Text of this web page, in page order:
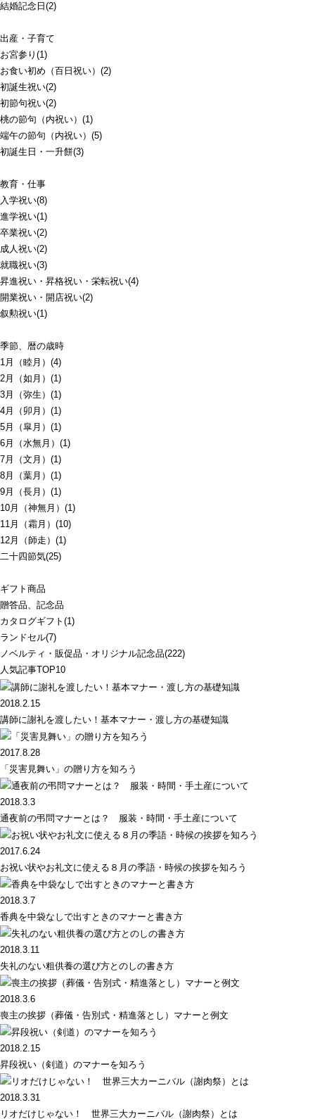
結婚記念日(2)
出産・子育て
お宮参り(1)
お食い初め（百日祝い）(2)
初誕生祝い(2)
初節句祝い(2)
桃の節句（内祝い）(1)
端午の節句（内祝い）(5)
初誕生日・一升餅(3)
教育・仕事
入学祝い(8)
進学祝い(1)
卒業祝い(2)
成人祝い(2)
就職祝い(3)
昇進祝い・昇格祝い・栄転祝い(4)
開業祝い・開店祝い(2)
叙勲祝い(1)
季節、暦の歳時
1月（睦月）(4)
2月（如月）(1)
3月（弥生）(1)
4月（卯月）(1)
5月（皐月）(1)
6月（水無月）(1)
7月（文月）(1)
8月（葉月）(1)
9月（長月）(1)
10月（神無月）(1)
11月（霜月）(10)
12月（師走）(1)
二十四節気(25)
ギフト商品
贈答品、記念品
カタログギフト(1)
ランドセル(7)
ノベルティ・販促品・オリジナル記念品(222)
人気記事TOP10
2018.2.15
講師に謝礼を渡したい！基本マナー・渡し方の基礎知識
2017.8.28
「災害見舞い」の贈り方を知ろう
2018.3.3
通夜前の弔問マナーとは？ 服装・時間・手土産について
2017.6.24
お祝い状やお礼文に使える８月の季語・時候の挨拶を知ろう
2018.3.7
香典を中袋なしで出すときのマナーと書き方
2018.3.11
失礼のない粗供養の選び方とのしの書き方
2018.3.6
喪主の挨拶（葬儀・告別式・精進落とし）マナーと例文
2018.2.15
昇段祝い（剣道）のマナーを知ろう
2018.3.31
リオだけじゃない！ 世界三大カーニバル（謝肉祭）とは